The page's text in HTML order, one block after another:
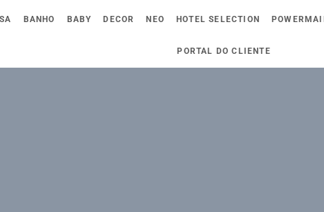
BANHO BABY DECOR NEO HOTEL SELECTION
PORTAL DO CLIENTE